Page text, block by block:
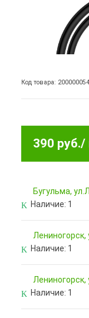
Код товара:
390 руб./
Бугульма,
Наличие: 1
Лениногорск,
Наличие: 1
Лениногорск,
Наличие: 1